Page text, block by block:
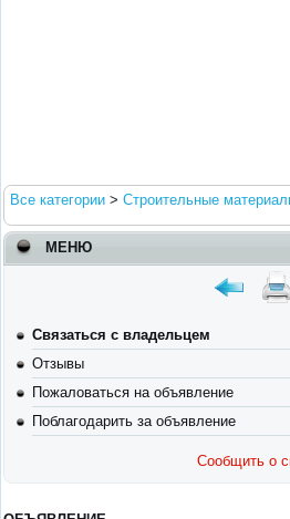
Все категории > Строительные
МЕНЮ
Связаться с владельцем
Отзывы
Пожаловаться на объявление
Поблагодарить за объявление
Сообщить о